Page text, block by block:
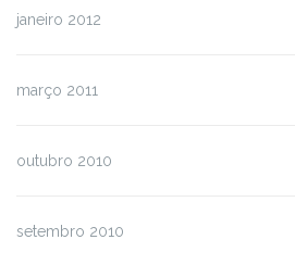
janeiro 2012
março 2011
outubro 2010
setembro 2010